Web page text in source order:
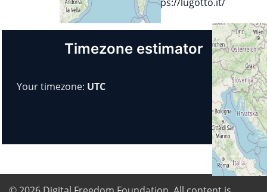
+−
Timezone estimator
Your timezone: UTC